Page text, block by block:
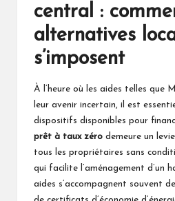
central :
alternatives
s’imposent
À l’heure où les aides telles que
leur avenir incertain, il est
dispositifs disponibles pour
prêt à taux zéro demeure un
tous les propriétaires sans
qui facilite l’aménagement d’un
aides s’accompagnent souvent